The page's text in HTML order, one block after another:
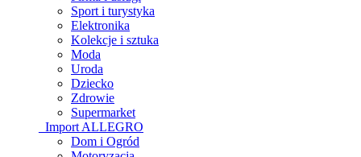
Sport i turystyka
Elektronika
Kolekcje i sztuka
Moda
Uroda
Dziecko
Zdrowie
Supermarket
_Import ALLEGRO
Dom i Ogród